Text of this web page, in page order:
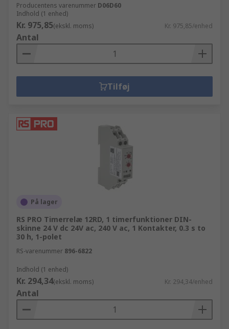
Producentens varenummer D06D60
Indhold (1 enhed)
Kr. 975,85(ekskl. moms) Kr. 975,85/enhed
Antal
Tilføj
På lager
RS PRO Timerrelæ 12RD, 1 timerfunktioner DIN-
skinne 24 V dc 24V ac, 240 V ac, 1 Kontakter, 0.3 s to
30 h, 1-polet
RS-varenummer 896-6822
Indhold (1 enhed)
Kr. 294,34(ekskl. moms) Kr. 294,34/enhed
Antal